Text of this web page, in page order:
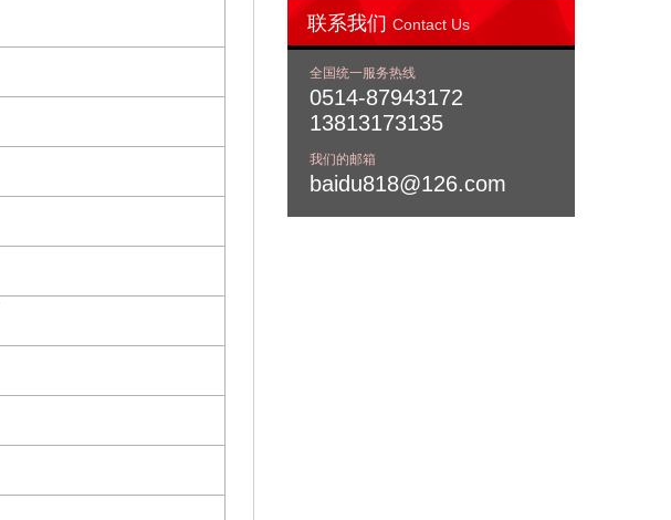
联系我们 Contact Us
全国统一服务热线
0514-87943172
13813173135
我们的邮箱
baidu818@126.com